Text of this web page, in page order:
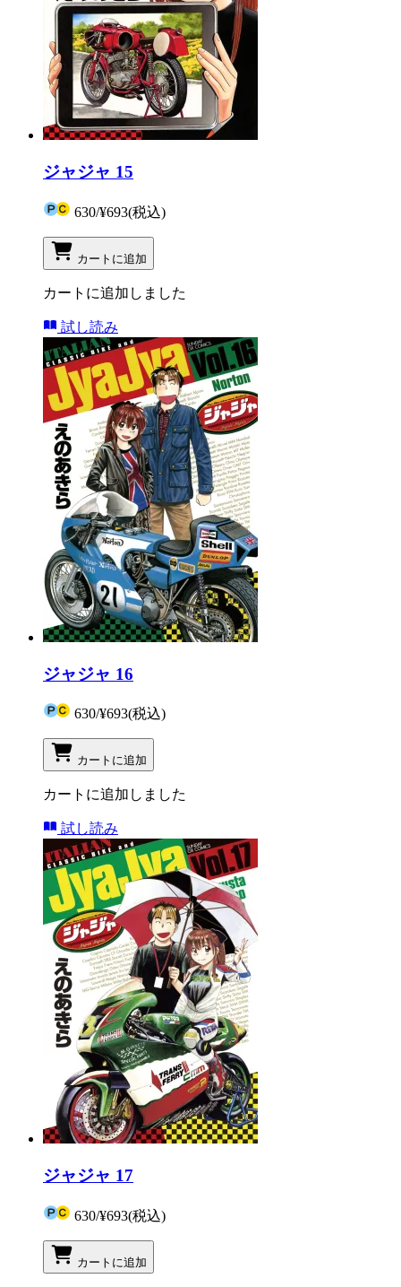
ジャジャ 15
630/¥693(税込)
カートに追加
カートに追加しました
試し読み
ジャジャ 16
630/¥693(税込)
カートに追加
カートに追加しました
試し読み
ジャジャ 17
630/¥693(税込)
カートに追加